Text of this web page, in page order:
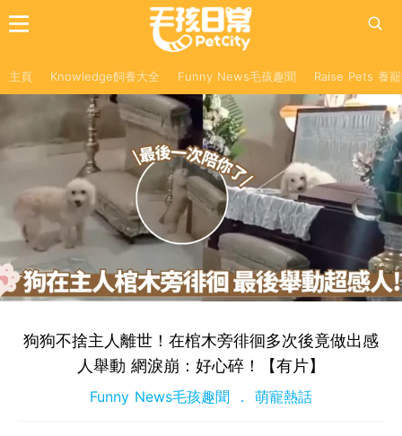
主頁 Knowledge飼養大全 Funny News毛孩趣聞 Raise Pets 養
狗狗不捨主人離世！在棺木旁徘徊多次後竟做出感
人舉動 網淚崩：好心碎！【有片】
Funny News毛孩趣聞 萌寵熱話